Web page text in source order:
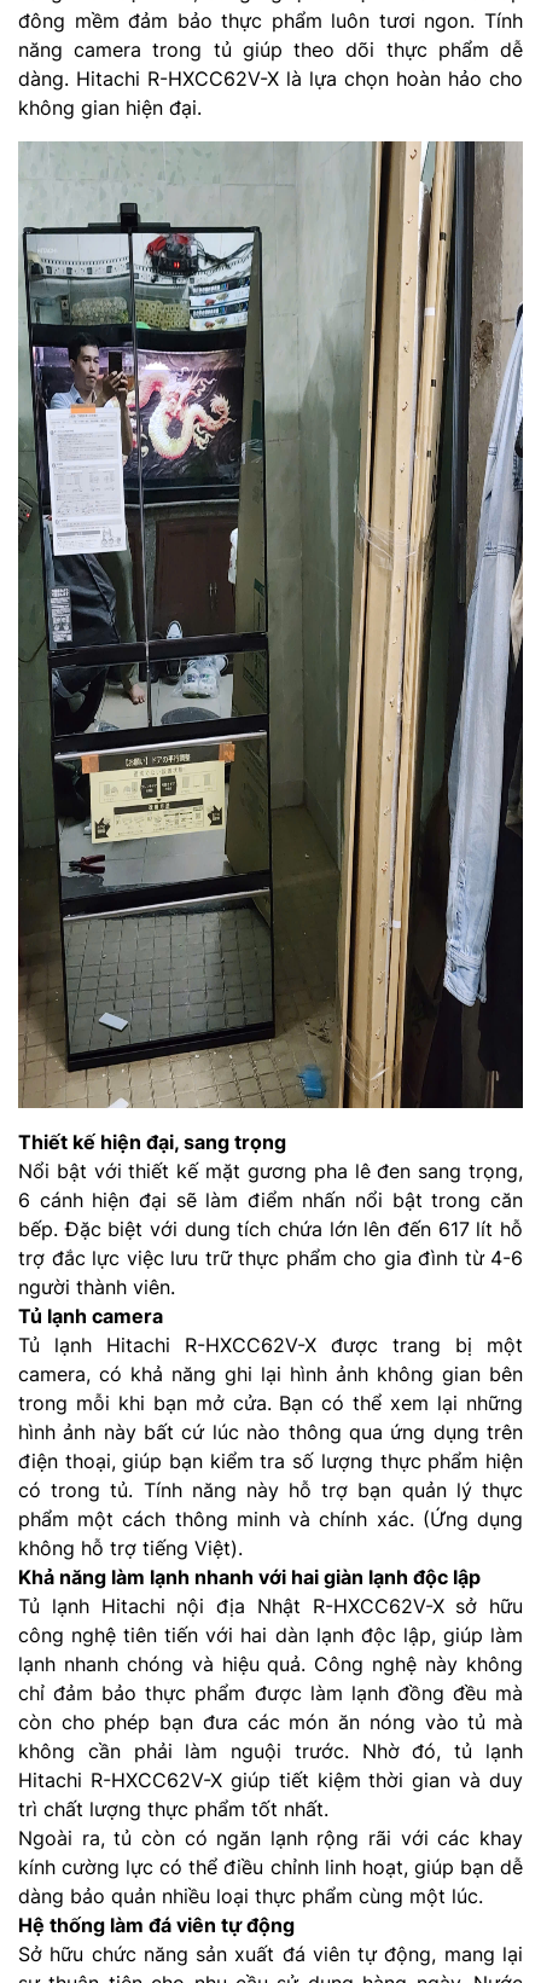
đông mềm đảm bảo thực phẩm luôn tươi ngon. Tính
năng camera trong tủ giúp theo dõi thực phẩm dễ
dàng. Hitachi R-HXCC62V-X là lựa chọn hoàn hảo cho
không gian hiện đại.
Thiết kế hiện đại, sang trọng
Nổi bật với thiết kế mặt gương pha lê đen sang trọng,
6 cánh hiện đại sẽ làm điểm nhấn nổi bật trong căn
bếp. Đặc biệt với dung tích chứa lớn lên đến 617 lít hỗ
trợ đắc lực việc lưu trữ thực phẩm cho gia đình từ 4-6
người thành viên.
Tủ lạnh camera
Tủ lạnh Hitachi R-HXCC62V-X được trang bị một
camera, có khả năng ghi lại hình ảnh không gian bên
trong mỗi khi bạn mở cửa. Bạn có thể xem lại những
hình ảnh này bất cứ lúc nào thông qua ứng dụng trên
điện thoại, giúp bạn kiểm tra số lượng thực phẩm hiện
có trong tủ. Tính năng này hỗ trợ bạn quản lý thực
phẩm một cách thông minh và chính xác. (Ứng dụng
không hỗ trợ tiếng Việt).
Khả năng làm lạnh nhanh với hai giàn lạnh độc lập
Tủ lạnh Hitachi nội địa Nhật R-HXCC62V-X sở hữu
công nghệ tiên tiến với hai dàn lạnh độc lập, giúp làm
lạnh nhanh chóng và hiệu quả. Công nghệ này không
chỉ đảm bảo thực phẩm được làm lạnh đồng đều mà
còn cho phép bạn đưa các món ăn nóng vào tủ mà
không cần phải làm nguội trước. Nhờ đó, tủ lạnh
Hitachi R-HXCC62V-X giúp tiết kiệm thời gian và duy
trì chất lượng thực phẩm tốt nhất.
Ngoài ra, tủ còn có ngăn lạnh rộng rãi với các khay
kính cường lực có thể điều chỉnh linh hoạt, giúp bạn dễ
dàng bảo quản nhiều loại thực phẩm cùng một lúc.
Hệ thống làm đá viên tự động
Sở hữu chức năng sản xuất đá viên tự động, mang lại